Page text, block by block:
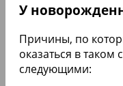
У
Причины, по
оказаться в таком
следующими: